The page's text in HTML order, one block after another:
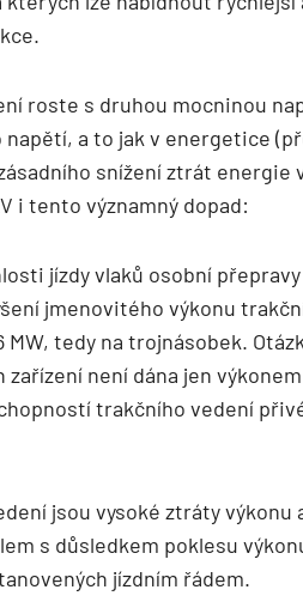
roste s druhou mocninou
a to jak v energetice
snížení ztrát energie
i tento významný dopad:
jízdy vlaků osobní
jmenovitého výkonu
MW, tedy na trojnásobek.
není dána jen výkonem
trakčního vedení
jsou vysoké ztráty výkonu
s důsledkem poklesu
jízdním řádem.